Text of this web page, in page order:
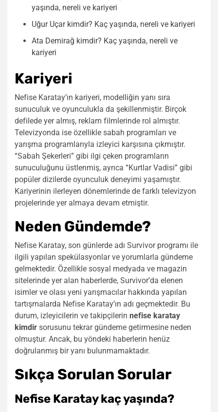
yaşında, nereli ve kariyeri
Uğur Uçar kimdir? Kaç yaşında, nereli ve kariyeri
Ata Demirağ kimdir? Kaç yaşında, nereli ve
kariyeri
Kariyeri
Nefise Karatay’ın kariyeri, modelliğin yanı sıra
sunuculuk ve oyunculukla da şekillenmiştir. Birçok
defilede yer almış, reklam filmlerinde rol almıştır.
Televizyonda ise özellikle sabah programları ve
yarışma programlarıyla izleyici karşısına çıkmıştır.
“Sabah Şekerleri” gibi ilgi çeken programların
sunuculuğunu üstlenmiş, ayrıca “Kurtlar Vadisi” gibi
popüler dizilerde oyunculuk deneyimi yaşamıştır.
Kariyerinin ilerleyen dönemlerinde de farklı televizyon
projelerinde yer almaya devam etmiştir.
Neden Gündemde?
Nefise Karatay, son günlerde adı Survivor programı ile
ilgili yapılan spekülasyonlar ve yorumlarla gündeme
gelmektedir. Özellikle sosyal medyada ve magazin
sitelerinde yer alan haberlerde, Survivor’da elenen
isimler ve olası yeni yarışmacılar hakkında yapılan
tartışmalarda Nefise Karatay’ın adı geçmektedir. Bu
durum, izleyicilerin ve takipçilerin nefise karatay
kimdir sorusunu tekrar gündeme getirmesine neden
olmuştur. Ancak, bu yöndeki haberlerin henüz
doğrulanmış bir yanı bulunmamaktadır.
Sıkça Sorulan Sorular
Nefise Karatay kaç yaşında?